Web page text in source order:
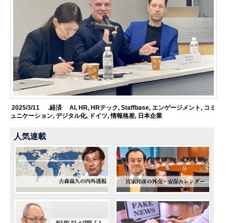
2025/3/11 .経済 AI, HR, HRテック, Staffbase, エンゲージメント, コミ
ュニケーション,デジタル化, ドイツ,情報格差, 日本企業
人気連載